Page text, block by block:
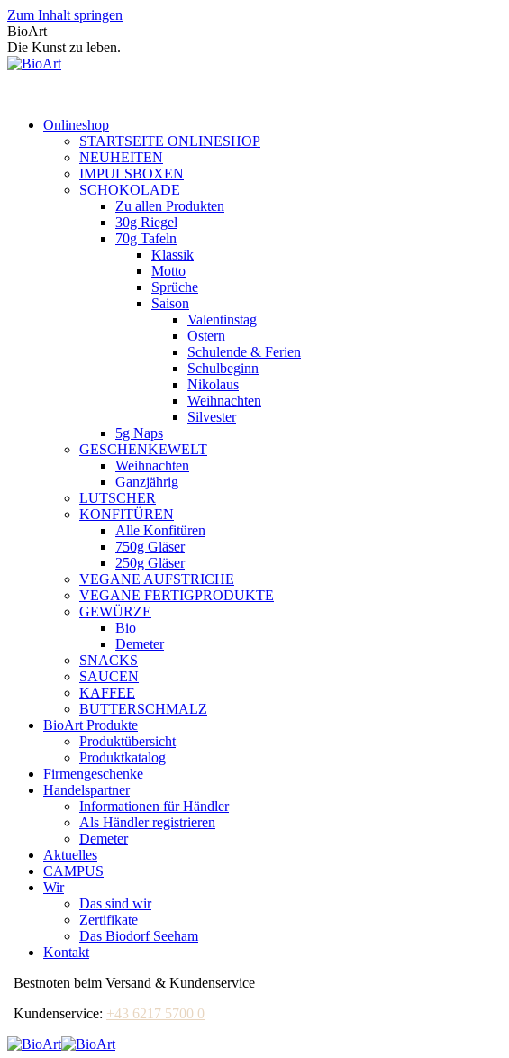
Zum Inhalt springen
BioArt
Die Kunst zu leben.
Onlineshop
STARTSEITE ONLINESHOP
NEUHEITEN
IMPULSBOXEN
SCHOKOLADE
Zu allen Produkten
30g Riegel
70g Tafeln
Klassik
Motto
Sprüche
Saison
Valentinstag
Ostern
Schulende & Ferien
Schulbeginn
Nikolaus
Weihnachten
Silvester
5g Naps
GESCHENKEWELT
Weihnachten
Ganzjährig
LUTSCHER
KONFITÜREN
Alle Konfitüren
750g Gläser
250g Gläser
VEGANE AUFSTRICHE
VEGANE FERTIGPRODUKTE
GEWÜRZE
Bio
Demeter
SNACKS
SAUCEN
KAFFEE
BUTTERSCHMALZ
BioArt Produkte
Produktübersicht
Produktkatalog
Firmengeschenke
Handelspartner
Informationen für Händler
Als Händler registrieren
Demeter
Aktuelles
CAMPUS
Wir
Das sind wir
Zertifikate
Das Biodorf Seeham
Kontakt
Bestnoten beim Versand & Kundenservice
Kundenservice: +43 6217 5700 0